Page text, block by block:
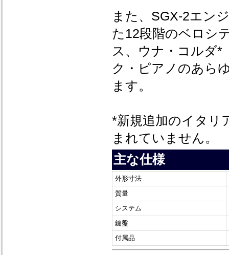
また、SGX-2エン
た12段階のベロシ
ス、ウナ・コルダ*
ク・ピアノのあら
ます。
*新規追加のイタリ
まれていません。
主な仕様
外形寸法
質量
システム
鍵盤
付属品